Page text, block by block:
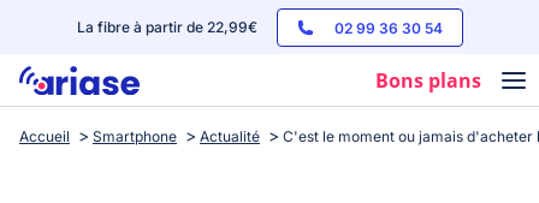
La fibre à partir de 22,99€ 02 99 36 30 54
Bons plans
Box internet
Accueil Smartphone Actualité C'est le moment ou jamais d'acheter